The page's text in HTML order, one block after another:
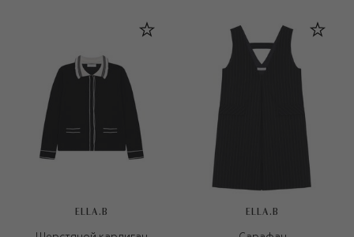
ELLA.B ELLA.B